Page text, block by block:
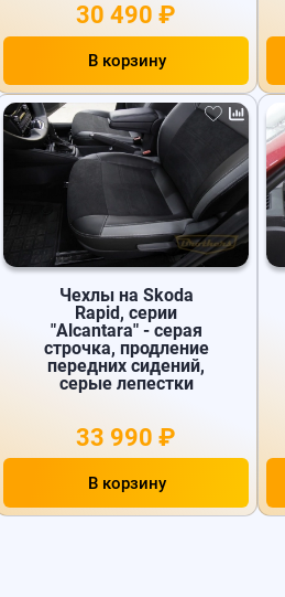
30 490 ₽
В корзину
Чехлы на Skoda
Rapid, серии
"Alcantara" - серая
строчка, продление
передних сидений,
серые лепестки
33 990 ₽
В корзину